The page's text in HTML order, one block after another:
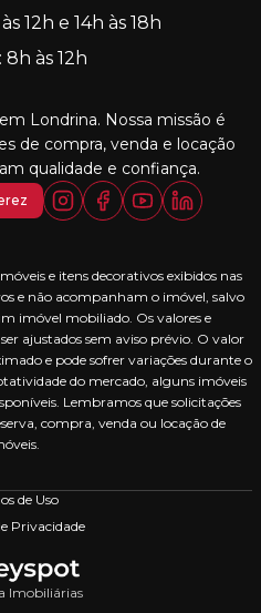
12h e 14h às 18h
8h às 12h
Londrina. Nossa missão é
de compra, venda e locação
qualidade e confiança.
e itens decorativos exibidos nas
e não acompanham o imóvel, salvo
imóvel mobiliado. Os valores e
ajustados sem aviso prévio. O valor
e pode sofrer variações durante o
do mercado, alguns imóveis
Lembramos que solicitações
compra, venda ou locação de
de Uso
Privacidade
Imobiliárias